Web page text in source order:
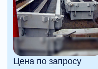
Цена по запросу